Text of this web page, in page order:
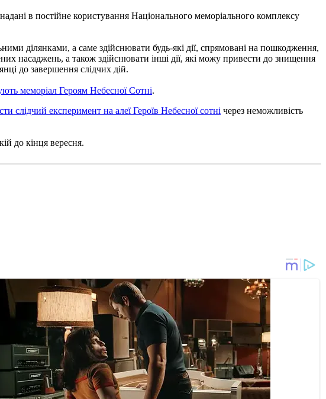
в постійне користування Національного меморіального комплексу
ділянками, а саме здійснювати будь-які дії, спрямовані на пошкодження,
насаджень, а також здійснювати інші дії, які можу привести до знищення
до завершення слідчих дій.
меморіал Героям Небесної Сотні.
слідчий експеримент на алеї Героїв Небесної сотні через неможливість
до кінця вересня.